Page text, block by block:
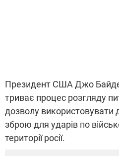
Президент США Джо
триває процес розгляду
дозволу використовувати
зброю для ударів по
території росії.